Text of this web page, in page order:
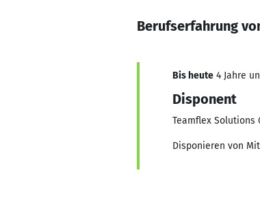
Berufserfahrung
Bis heute 4 Jahre
Disponent
Teamflex Solutions
Disponieren von